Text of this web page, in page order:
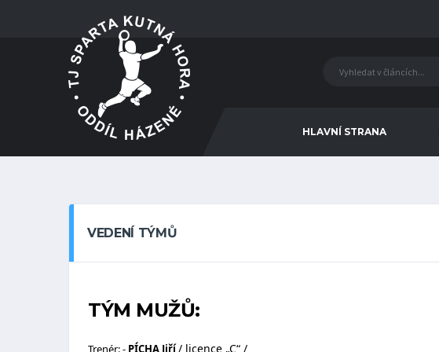
HLAVNÍ STRANA
VEDENÍ TÝMŮ
TÝM MUŽŮ:
Trenér:- PÍCHA Jiří/ licence „C“ /